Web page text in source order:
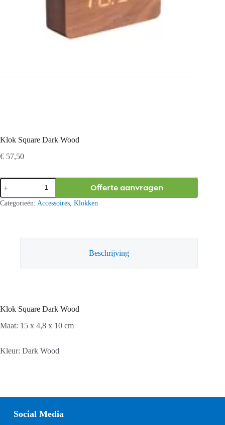
Klok Square Dark Wood
€ 57,50
Klok
Square
Dark
Wood
Offerte aanvragen
Categorieën: Accessoires Klokken
Beschrijving
Klok Square Dark Wood
Maat: 15 x 4,8 x 10 cm
Kleur: Dark Wood
Social Media